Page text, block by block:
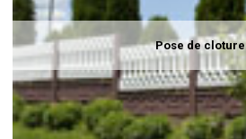
Pose de cloture